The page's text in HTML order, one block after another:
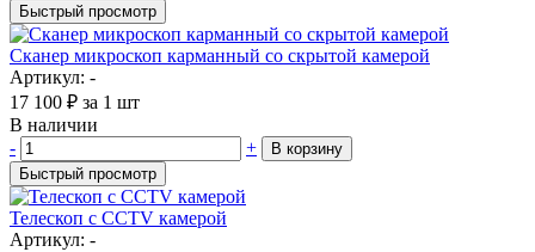
Быстрый просмотр
Сканер микроскоп карманный со скрытой камерой
Артикул: -
17 100 ₽ за 1 шт
В наличии
-
+
В корзину
Быстрый просмотр
Телескоп с CCTV камерой
Артикул: -